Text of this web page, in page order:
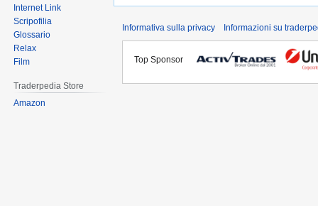
Internet Link
Scripofilia
Glossario
Relax
Film
Traderpedia Store
Amazon
Informativa sulla privacy Informazioni su
Top Sponsor